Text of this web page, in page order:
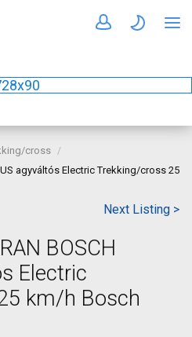
cross
agyváltós Electric Trekking/cross 25
Next Listing >
BOSCH
Electric
km/h Bosch